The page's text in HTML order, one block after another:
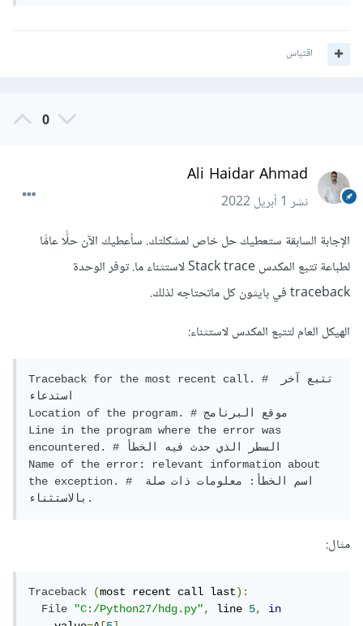
اقتباس
0
Ali Haidar Ahmad
نشر1 أبريل 2022
الإجابة السابقة ستعطيك حل خاص لمشكلتك. سأعطيك الآن حلًّا عامًّا
لطباعة تتبع المكدس Stack trace لاستثناء ما. توفر الوحدة
traceback في بايثون كل ماتحتاجه لذلك.
الهيكل العام لتتبع المكدس لاستثناء:
Traceback for the most recent call. # تتبع آخر
استدعاء
Location of the program. # موقع البرنامج
Line in the program where the error was
encountered. # السطر الذي حدث فيه الخطأ
Name of the error: relevant information about
the exception. # اسم الخطأ: معلومات ذات صلة
مثال:
Traceback (most recent call last):
File
"C:/Python27/hdg.py", line 5,
in